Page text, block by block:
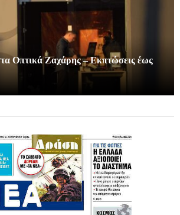
Οπτικά Ζαχάρης – Εκπτώσεις έως